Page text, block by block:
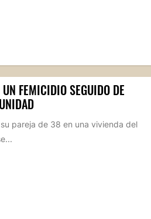
FEMICIDIO SEGUIDO DE
pareja de 38 en una vivienda del